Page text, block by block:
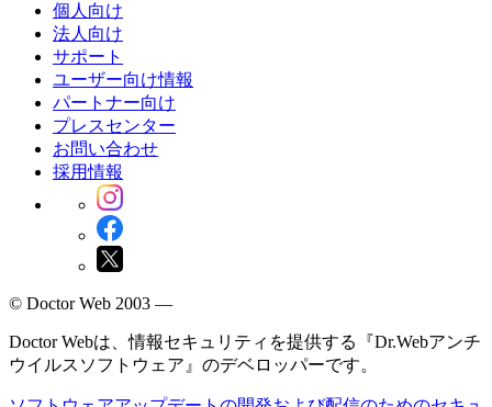
個人向け
法人向け
サポート
ユーザー向け情報
パートナー向け
プレスセンター
お問い合わせ
採用情報
© Doctor Web 2003 —
Doctor Webは、情報セキュリティを提供する『Dr.Webアンチ
ウイルスソフトウェア』のデベロッパーです。